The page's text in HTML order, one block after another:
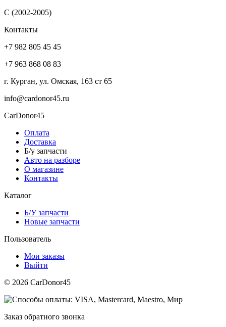
C (2002-2005)
Контакты
+7 982 805 45 45
+7 963 868 08 83
г. Курган, ул. Омская, 163 ст 65
info@cardonor45.ru
CarDonor45
Оплата
Доставка
Б/у запчасти
Авто на разборе
О магазине
Контакты
Каталог
Б/У запчасти
Новые запчасти
Пользователь
Мои заказы
Выйти
© 2026 CarDonor45
Заказ обратного звонка